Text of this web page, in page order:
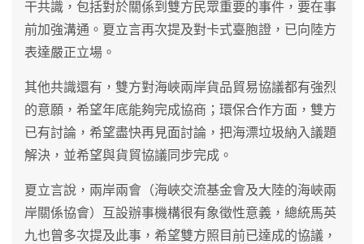
干共識，包括對於關係到雙方民眾重要的事件，要在事
前加強溝通。夏立言再次提及對卡式臺胞證，已向陸方
表達嚴正立場。
其他共識還有，雙方對海峽兩岸貨品貿易協議都有強烈
的意願，希望年底能夠完成協商；環保合作方面，雙方
已有討論，希望盡快再見面討論，把海漂垃圾納入議題
解決，並希望與貨貿協議同步完成。
夏立言說，兩岸兩會（海峽交流基金會及大陸的海峽兩
岸關係協會）互設辦事機構很有象徵性意義，總統馬英
九也曾多次提及此事，希望雙方照目前已達成的協議，